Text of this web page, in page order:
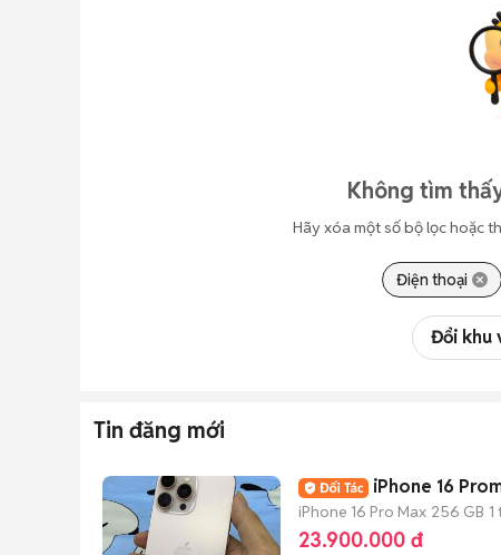
Không tìm
Hãy xóa một số bộ lọc hoặc
Điện thoại
Đổi khu
Tin đăng mới
iPhone 16
iPhone 16 Pro Max 256 GB
23.900.000 đ